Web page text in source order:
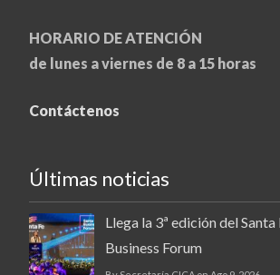
HORARIO DE ATENCIÓN
de lunes a viernes de 8 a 15 horas
Contáctenos
Últimas noticias
Llega la 3ª edición del Santa
Business Forum